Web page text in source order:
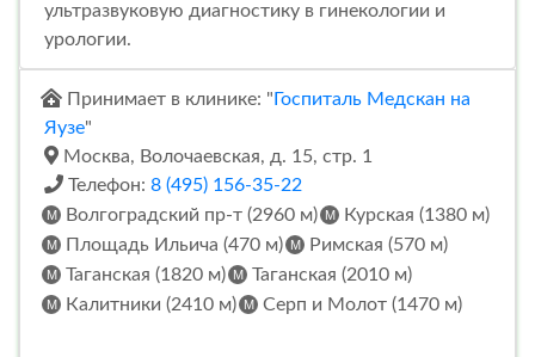
ультразвуковую диагностику в гинекологии и
урологии.
Принимает в клинике: " Госпиталь Медскан на
Яузе"
Москва, Волочаевская, д. 15, стр. 1
Телефон: 8 (495) 156-35-22
Волгоградский пр-т (2960 м)
Курская (1380 м)
Площадь Ильича (470 м)
Римская (570 м)
Таганская (1820 м)
Таганская (2010 м)
Калитники (2410 м)
Серп и Молот (1470 м)